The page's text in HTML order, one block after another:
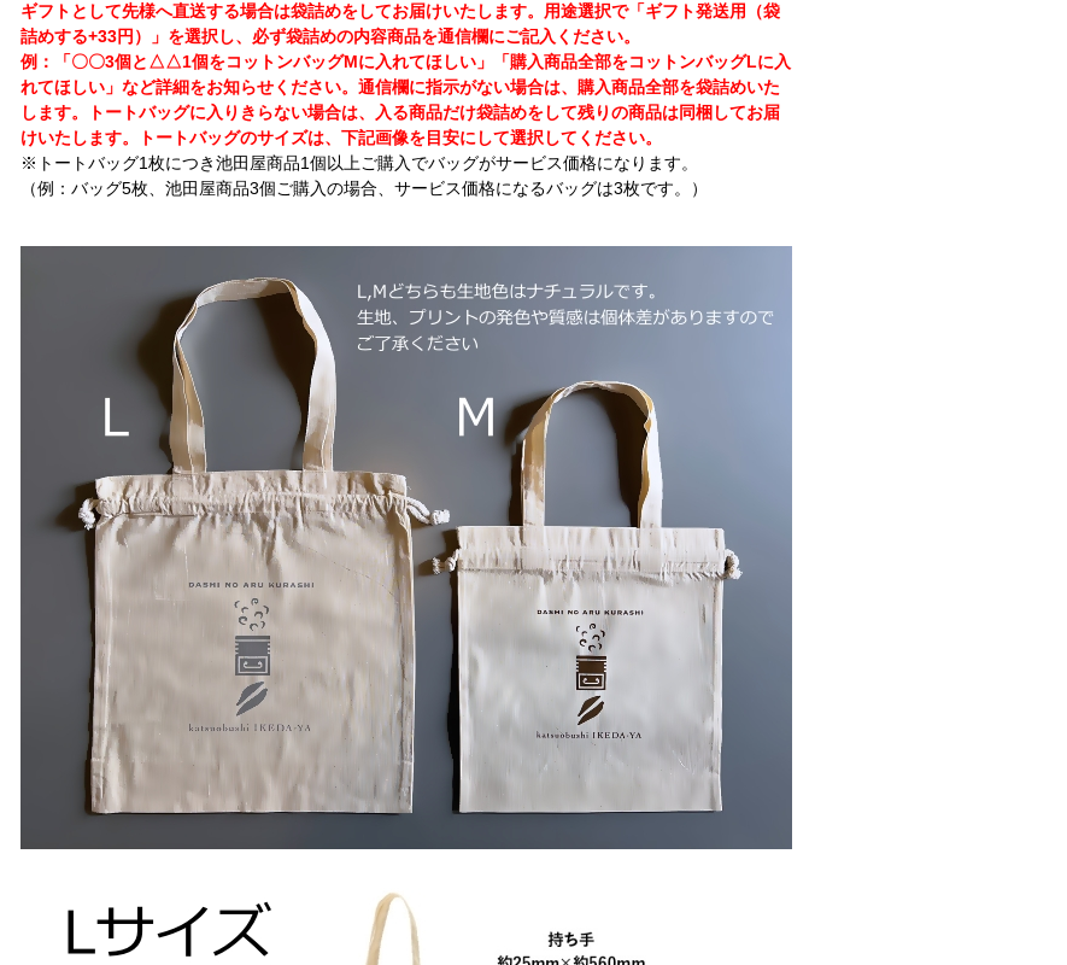
ギフトとして先様へ直送する場合は袋詰めをしてお届けいたします。用途選択で「ギフト発送用（袋
詰めする+33円）」を選択し、必ず袋詰めの内容商品を通信欄にご記入ください。
例：「〇〇3個と△△1個をコットンバッグMに入れてほしい」「購入商品全部をコットンバッグLに入
れてほしい」など詳細をお知らせください。通信欄に指示がない場合は、購入商品全部を袋詰めいた
します。トートバッグに入りきらない場合は、入る商品だけ袋詰めをして残りの商品は同梱してお届
けいたします。トートバッグのサイズは、下記画像を目安にして選択してください。
※トートバッグ1枚につき池田屋商品1個以上ご購入でバッグがサービス価格になります。
（例：バッグ5枚、池田屋商品3個ご購入の場合、サービス価格になるバッグは3枚です。）